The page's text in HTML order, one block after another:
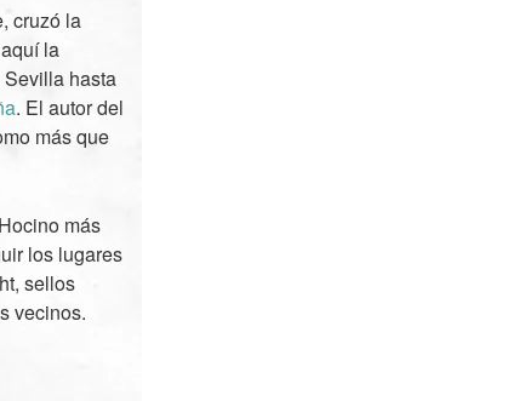
cruzó la
la
hasta
. El autor del
más que
más
los lugares
sellos
vecinos.